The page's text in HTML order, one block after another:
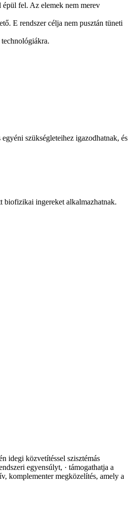
fel. Az elemek nem merev
E rendszer célja nem pusztán tüneti
szükségleteihez igazodhatnak, és
biofizikai ingereket alkalmazhatnak.
idegi közvetítéssel szisztémás
egyensúlyt, · támogathatja a
komplementer megközelítés, amely a